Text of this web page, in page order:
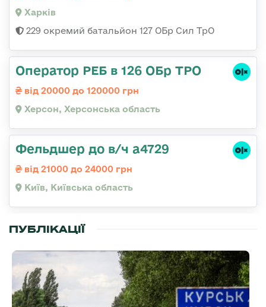
Харків
229 окремий батальйон 127 ОБр Сил ТрО
Оператор РЕБ в 126 ОБр ТРО
від 20000 до 120000 грн
Херсон, Херсонська область
Фельдшер до в/ч а4729
від 21000 до 24000 грн
Київ, Київська область
ПУБЛІКАЦІЇ